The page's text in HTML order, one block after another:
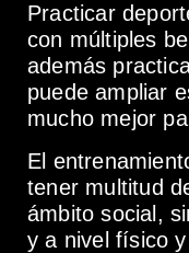
Practicar
con múltiples
además
puede ampliar
mucho mejor
El
tener multitud
ámbito social,
y a nivel físico